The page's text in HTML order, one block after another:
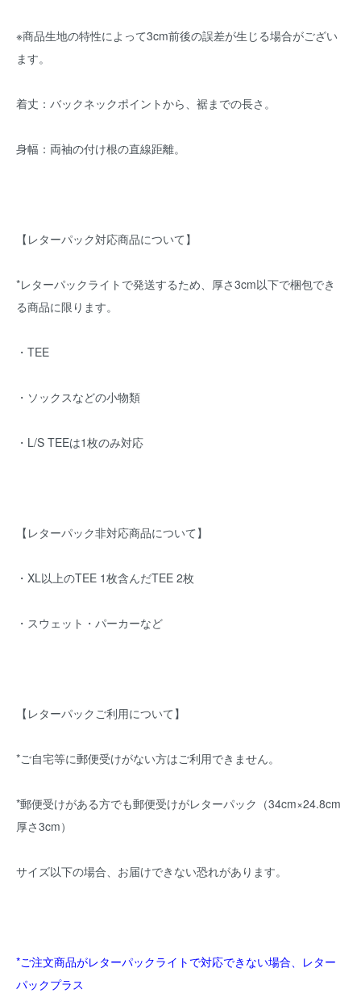
※商品生地の特性によって3cm前後の誤差が生じる場合がござい
ます。
着丈：バックネックポイントから、裾までの長さ。
身幅：両袖の付け根の直線距離。
【レターパック対応商品について】
*レターパックライトで発送するため、厚さ3cm以下で梱包でき
る商品に限ります。
・TEE
・ソックスなどの小物類
・L/S TEEは1枚のみ対応
【レターパック非対応商品について】
・XL以上のTEE 1枚含んだTEE 2枚
・スウェット・パーカーなど
【レターパックご利用について】
*ご自宅等に郵便受けがない方はご利用できません。
*郵便受けがある方でも郵便受けがレターパック（34cm×24.8cm
厚さ3cm）
サイズ以下の場合、お届けできない恐れがあります。
*ご注文商品がレターパックライトで対応できない場合、レター
パックプラス